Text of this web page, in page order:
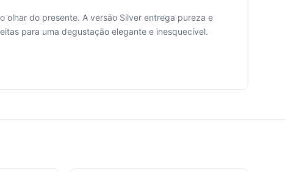
olhar do presente. A versão Silver entrega pureza e
para uma degustação elegante e inesquecível.